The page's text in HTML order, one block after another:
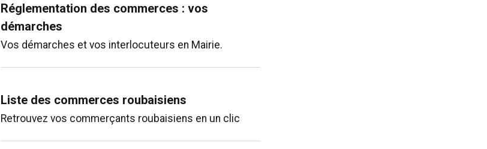
Réglementation des commerces : vos
démarches
Vos démarches et vos interlocuteurs en Mairie.
Liste des commerces roubaisiens
Retrouvez vos commerçants roubaisiens en un clic